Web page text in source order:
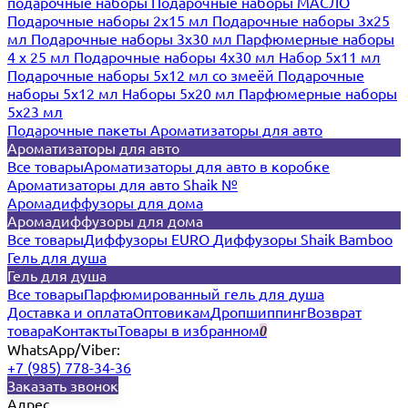
Подарочные наборы 2х15 мл Подарочные наборы 3х25
мл Подарочные наборы 3х30 мл Парфюмерные наборы
4 х 25 мл Подарочные наборы 4х30 мл Набор 5х11 мл
Подарочные наборы 5х12 мл со змеёй Подарочные
наборы 5х12 мл Наборы 5x20 мл Парфюмерные наборы
5x23 мл
Подарочные пакеты Ароматизаторы для авто
Ароматизаторы для авто
Все товарыАроматизаторы для авто в коробке
Ароматизаторы для авто Shaik №
Аромадиффузоры для дома
Аромадиффузоры для дома
Все товарыДиффузоры EURO Диффузоры Shaik Bamboo
Гель для душа
Гель для душа
Все товарыПарфюмированный гель для душа
Доставка и оплатаОптовикамДропшиппингВозврат
товараКонтактыТовары в избранном0
WhatsApp/Viber:
+7 (985) 778-34-36
Заказать звонок
Адрес